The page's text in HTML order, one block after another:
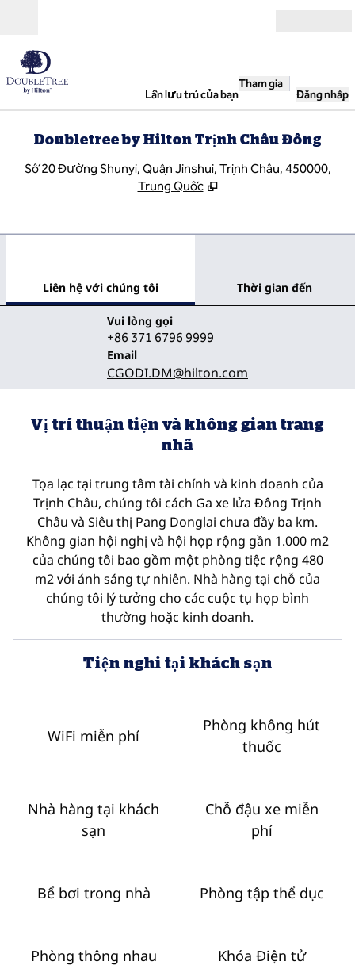
Lần lưu trú của bạn
Tham gia
Đăng nhập
Doubletree by Hilton Trịnh Châu Đông
Số 20 Đường Shunyi, Quận Jinshui, Trịnh Châu, 450000,
Trung Quốc
Liên hệ với chúng tôi Thời gian đến
Vui lòng gọi
Gọi
+86 371 6796 9999
Email
Email
CGODI.DM@hilton.com
Vị trí thuận tiện và không gian trang
nhã
Tọa lạc tại trung tâm tài chính và kinh doanh của
Trịnh Châu, chúng tôi cách Ga xe lửa Đông Trịnh
Châu và Siêu thị Pang Donglai chưa đầy ba km.
Không gian hội nghị và hội họp rộng gần 1.000 m2
của chúng tôi bao gồm một phòng tiệc rộng 480
m2 với ánh sáng tự nhiên. Nhà hàng tại chỗ của
chúng tôi lý tưởng cho các cuộc tụ họp bình
thường hoặc kinh doanh.
Tiện nghi tại khách sạn
WiFi miễn phí
Phòng không hút
thuốc
Nhà hàng tại khách
sạn
Chỗ đậu xe miễn
phí
Bể bơi trong nhà Phòng tập thể dục
Phòng thông nhau Khóa Điện tử